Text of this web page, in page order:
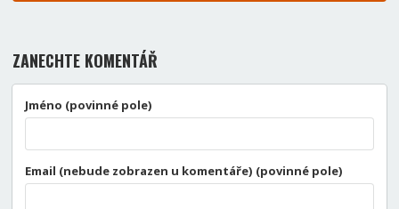
ZANECHTE KOMENTÁŘ
Jméno (povinné pole)
Email (nebude zobrazen u komentáře) (povinné pole)